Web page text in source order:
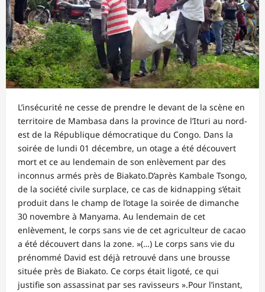
L’insécurité ne cesse de prendre le devant de la scène en
territoire de Mambasa dans la province de l’Ituri au nord-
est de la République démocratique du Congo. Dans la
soirée de lundi 01 décembre, un otage a été découvert
mort et ce au lendemain de son enlèvement par des
inconnus armés près de Biakato.D’après Kambale Tsongo,
de la société civile surplace, ce cas de kidnapping s’était
produit dans le champ de l’otage la soirée de dimanche
30 novembre à Manyama. Au lendemain de cet
enlèvement, le corps sans vie de cet agriculteur de cacao
a été découvert dans la zone. »(…) Le corps sans vie du
prénommé David est déjà retrouvé dans une brousse
située près de Biakato. Ce corps était ligoté, ce qui
justifie son assassinat par ses ravisseurs ».Pour l’instant,